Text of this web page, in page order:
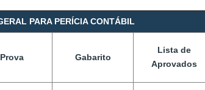
PARA PERÍCIA CONTÁBIL
Prova Gabarito
Lista de
Aprovados